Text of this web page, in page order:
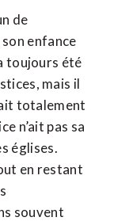
de
enfance
toujours été
mais il
totalement
n’ait pas sa
églises.
en restant
souvent